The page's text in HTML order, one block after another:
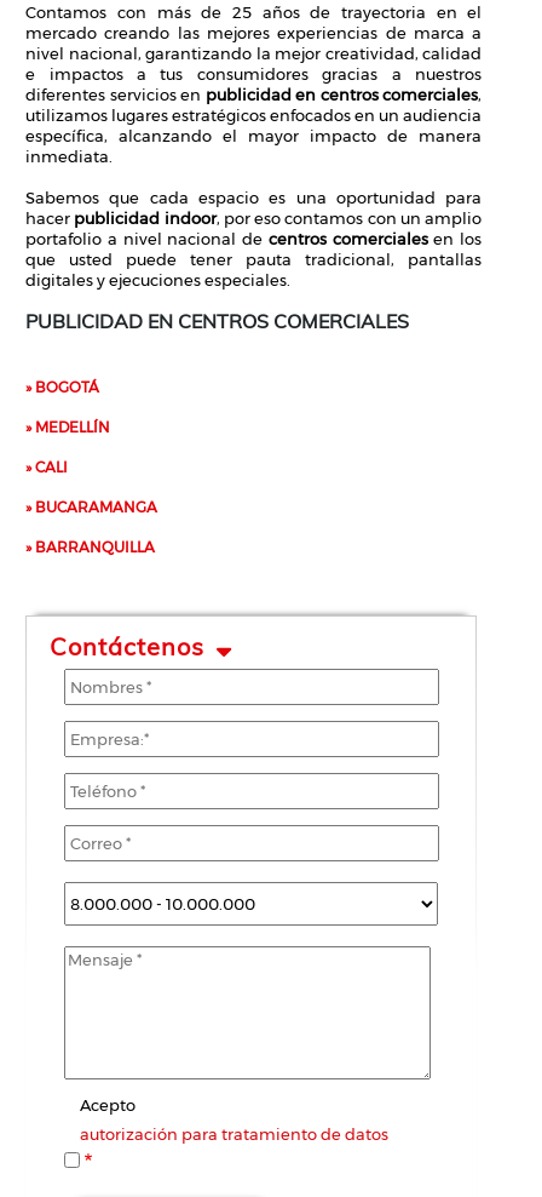
Contamos con más de 25 años de trayectoria en el
mercado creando las mejores experiencias de marca a
nivel nacional, garantizando la mejor creatividad, calidad
e impactos a tus consumidores gracias a nuestros
diferentes servicios en publicidad en centros comerciales,
utilizamos lugares estratégicos enfocados en un audiencia
específica, alcanzando el mayor impacto de manera
inmediata.
Sabemos que cada espacio es una oportunidad para
hacer publicidad indoor, por eso contamos con un amplio
portafolio a nivel nacional de centros comercialesen los
que usted puede tener pauta tradicional, pantallas
digitales y ejecuciones especiales.
PUBLICIDAD EN CENTROS COMERCIALES
» BOGOTÁ
» MEDELLÍN
» CALI
» BUCARAMANGA
» BARRANQUILLA
Contáctenos
Acepto
autorización para tratamiento de datos